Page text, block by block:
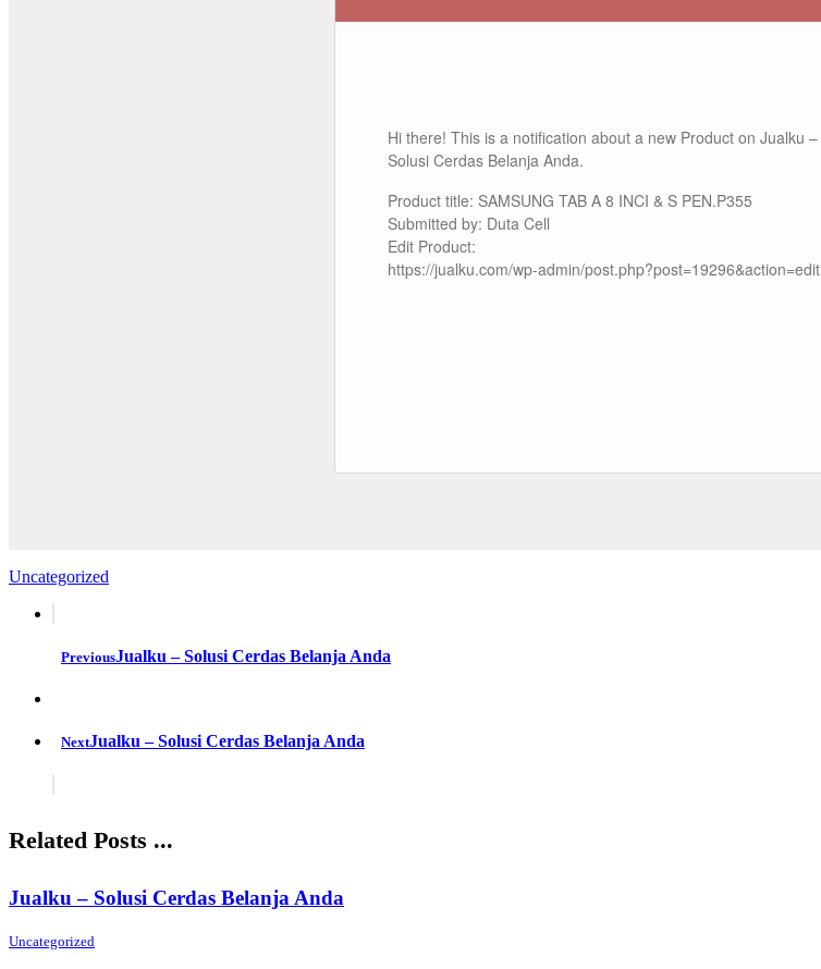
Hi there! This is a notification about a new Product on Jualku –
Solusi Cerdas Belanja Anda.
Product title: SAMSUNG TAB A 8 INCI & S PEN.P355
Submitted by: Duta Cell
Edit Product:
https://jualku.com/wp-admin/post.php?post=19296&action=edit
Uncategorized
PreviousJualku – Solusi Cerdas Belanja Anda
NextJualku – Solusi Cerdas Belanja Anda
Related Posts ...
Jualku – Solusi Cerdas Belanja Anda
Uncategorized